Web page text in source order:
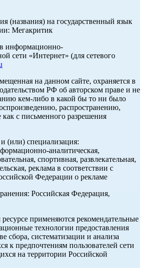
(названия) на государственный язык
Мегакритик
информационно-
сети «Интернет» (для сетевого
на данном сайте, охраняется в
РФ об авторском праве и не
кем-либо в какой бы то ни было
распространению,
как с письменного разрешения
(или) специализация:
аналитическая,
спортивная, развлекательная,
реклама в соответствии с
Федерации о рекламе
Российская Федерация,
применяются рекомендательные
технологии предоставления
сбора, систематизации и анализа
к предпочтениям пользователей сети
на территории Российской